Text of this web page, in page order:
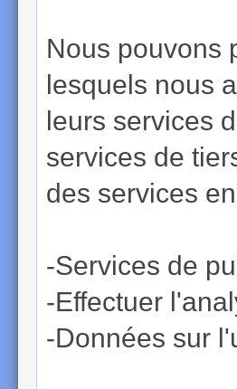
Nous pouvons
lesquels nous
leurs services
services de
des services
-Services de
-Effectuer
-Données sur